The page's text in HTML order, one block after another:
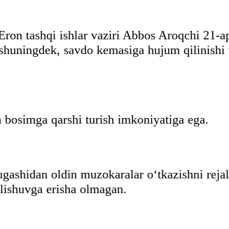
tashqi ishlar vaziri Abbos Aroqchi 21-
savdo kemasiga hujum
qarshi turish imkoniyatiga ega.
oldin muzokaralar o‘tkazishni
erisha olmagan.